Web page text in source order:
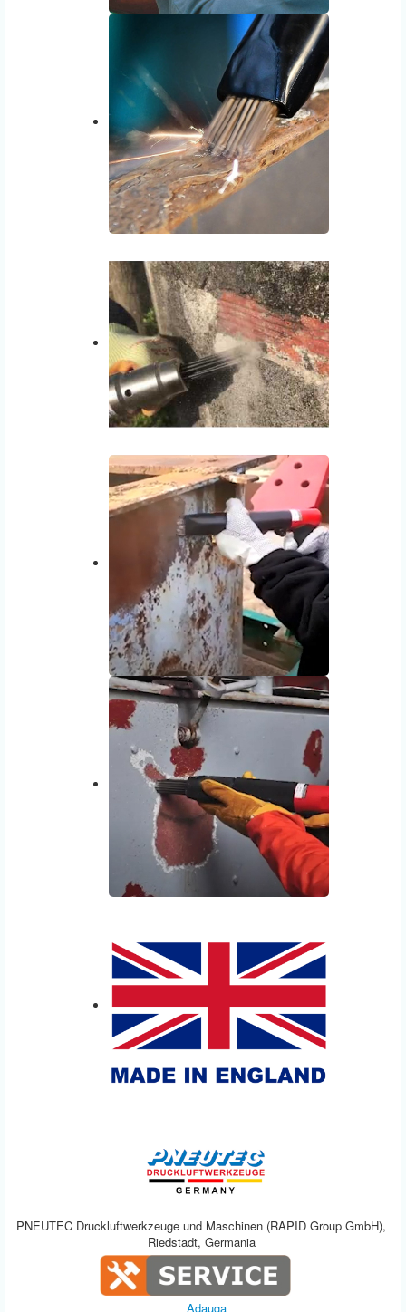
PNEUTEC Druckluftwerkzeuge und Maschinen (RAPID Group GmbH),
Riedstadt, Germania
Adauga